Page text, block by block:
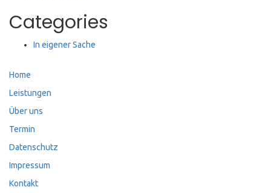
Categories
In eigener Sache
Home
Leistungen
Über uns
Termin
Datenschutz
Impressum
Kontakt